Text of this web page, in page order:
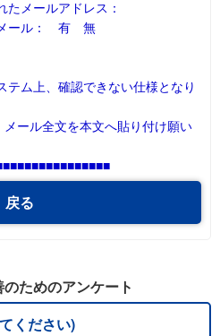
メールアドレス：
メール： 有 無
ム上、確認できない仕様となり
ール全文を本文へ貼り付け願い
戻る
ためのアンケート
ください)